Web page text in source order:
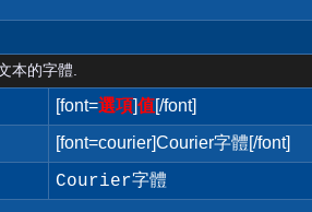
本的字體.
[font=選項]值[/font]
[font=courier]Courier字體[/font]
Courier字體